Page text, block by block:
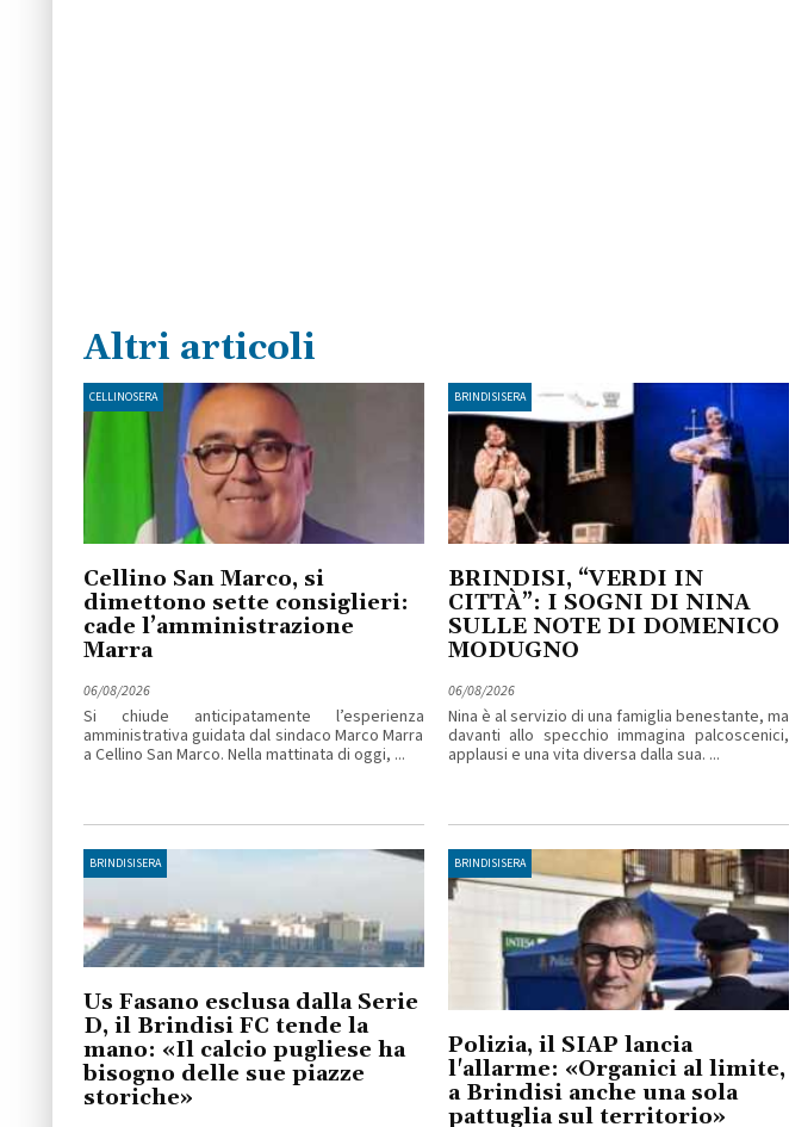
Altri articoli
CELLINOSERA
Cellino San Marco, si
dimettono sette consiglieri:
cade l’amministrazione
Marra
06/08/2026
Si chiude anticipatamente l’esperienza
amministrativa guidata dal sindaco Marco Marra
a Cellino San Marco. Nella mattinata di oggi, ...
BRINDISISERA
BRINDISI, “VERDI IN
CITTÀ”: I SOGNI DI NINA
SULLE NOTE DI DOMENICO
MODUGNO
06/08/2026
Nina è al servizio di una famiglia benestante, ma
davanti allo specchio immagina palcoscenici,
applausi e una vita diversa dalla sua. ...
BRINDISISERA
Us Fasano esclusa dalla Serie
D, il Brindisi FC tende la
mano: «Il calcio pugliese ha
bisogno delle sue piazze
storiche»
BRINDISISERA
Polizia, il SIAP lancia
l'allarme: «Organici al limite,
a Brindisi anche una sola
pattuglia sul territorio»